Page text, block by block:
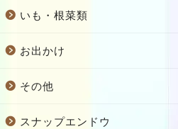
いも・根菜類
お出かけ
その他
スナップエンドウ